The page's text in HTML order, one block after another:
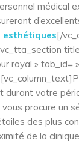
médical
esthétiques[/
royal » tab_id=
votre
procure un
des plus
de la